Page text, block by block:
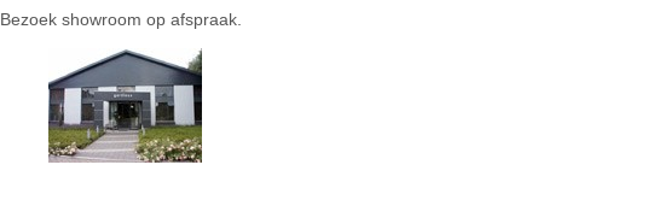
Bezoek showroom op afspraak.